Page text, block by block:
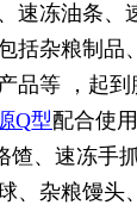
速冻油条、
括杂粮制品
品等 ，起
Q型配合使
馇、速冻手
、杂粮馒